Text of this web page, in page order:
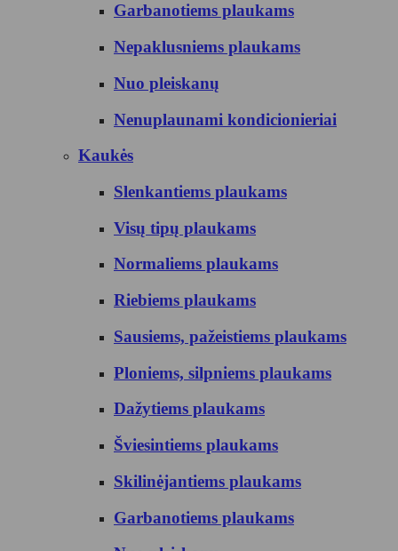
Garbanotiems plaukams
Nepaklusniems plaukams
Nuo pleiskanų
Nenuplaunami kondicionieriai
Kaukės
Slenkantiems plaukams
Visų tipų plaukams
Normaliems plaukams
Riebiems plaukams
Sausiems, pažeistiems plaukams
Ploniems, silpniems plaukams
Dažytiems plaukams
Šviesintiems plaukams
Skilinėjantiems plaukams
Garbanotiems plaukams